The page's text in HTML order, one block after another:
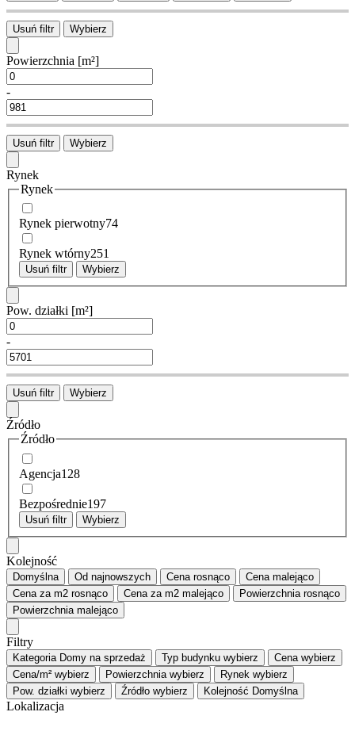
Usuń filtr Wybierz
Powierzchnia [m²]
-
Usuń filtr Wybierz
Rynek
Rynek
Rynek pierwotny74
Rynek wtórny251
Usuń filtr Wybierz
Pow. działki [m²]
-
Usuń filtr Wybierz
Źródło
Źródło
Agencja128
Bezpośrednie197
Usuń filtr Wybierz
Kolejność
Domyślna Od najnowszych Cena rosnąco Cena malejąco
Cena za m2 rosnąco Cena za m2 malejąco Powierzchnia rosnąco
Powierzchnia malejąco
Filtry
Kategoria Domy na sprzedaż Typ budynku wybierz Cena wybierz
Cena/m² wybierz Powierzchnia wybierz Rynek wybierz
Pow. działki wybierz Źródło wybierz Kolejność Domyślna
Lokalizacja